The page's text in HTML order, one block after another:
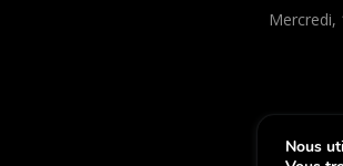
Mercredi,
Notice légale
Nous